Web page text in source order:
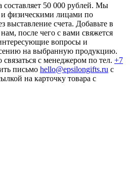
составляет 50 000 рублей. Мы
физическими лицами по
выставление счета. Добавьте в
после чего с вами свяжется
вопросы и
на выбранную продукцию.
с менеджером по тел. +7
письмо hello@epsilongifts.ru с
на карточку товара с